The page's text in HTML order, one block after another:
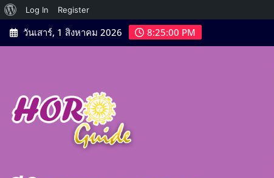
เกี่ยว
กับ
เวิร์ด
Log In
Register
Skip
to
วันเสาร์, 1 สิงหาคม 2026 8:25:02 PM